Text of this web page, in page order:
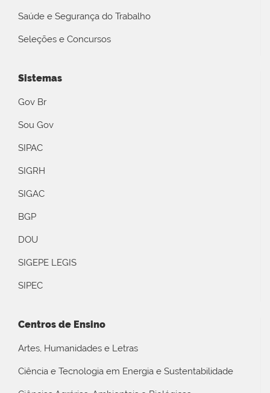
Saúde e Segurança do Trabalho
Seleções e Concursos
Sistemas
Gov Br
Sou Gov
SIPAC
SIGRH
SIGAC
BGP
DOU
SIGEPE LEGIS
SIPEC
Centros de Ensino
Artes, Humanidades e Letras
Ciência e Tecnologia em Energia e Sustentabilidade